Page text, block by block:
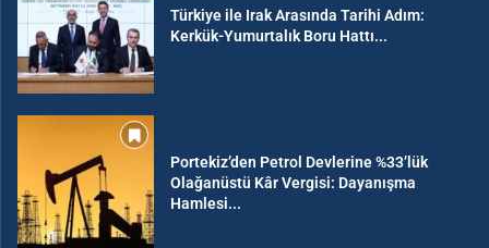
Türkiye ile Irak Arasında Tarihi Adım:
Kerkük-Yumurtalık Boru Hattı...
Portekiz’den Petrol Devlerine %33’lük
Olağanüstü Kâr Vergisi: Dayanışma
Hamlesi...